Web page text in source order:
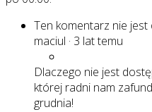
Ten komentarz nie jest
maciul · 3 lat temu
Dlaczego nie jest
której radni nam
grudnia!